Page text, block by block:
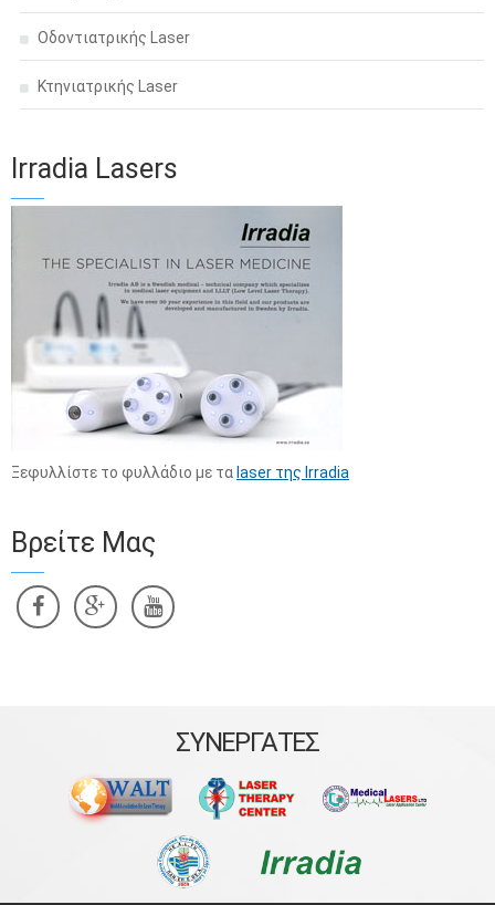
Οδοντιατρικής Laser
Κτηνιατρικής Laser
Irradia Lasers
Ξεφυλλίστε το φυλλάδιο με τα laser της Irradia
Βρείτε Μας
ΣΥΝΕΡΓΑΤΕΣ